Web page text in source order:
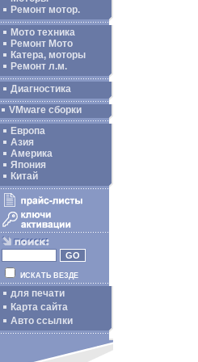
Ремонт мотор.
Мото техника
Ремонт Мото
Катера, моторы
Ремонт л.м.
Диагностика
VMware сборки
Европа
Азия
Америка
Япония
Китай
ИСКАТЬ ВЕЗДЕ
для печати
Карта сайта
Авто ссылки